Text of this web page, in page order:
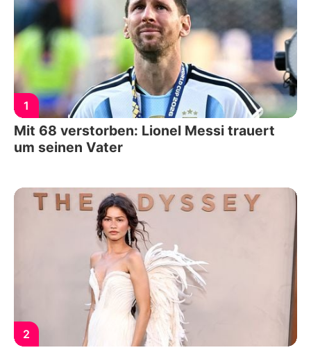
1
Mit 68 verstorben: Lionel Messi trauert
um seinen Vater
2